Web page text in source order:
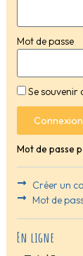
Mot de passe
Se souvenir
Connexion
Mot de passe
Créer un
Mot de
En ligne